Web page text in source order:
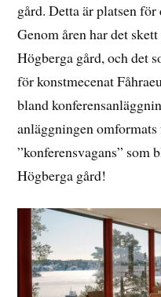
gård. Detta är platsen
Genom åren har det
Högberga gård, och det
för konstmecenat
bland
anläggningen
”konferensvagans”
Högberga gård!